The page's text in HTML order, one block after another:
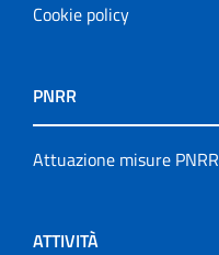
Cookie policy
PNRR
Attuazione misure PNRR
ATTIVITÀ